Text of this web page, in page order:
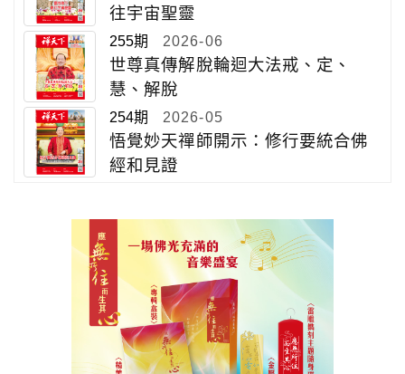
往宇宙聖靈
255期 2026-06
世尊真傳解脫輪迴大法戒、定、
慧、解脫
254期 2026-05
悟覺妙天禪師開示：修行要統合佛
經和見證